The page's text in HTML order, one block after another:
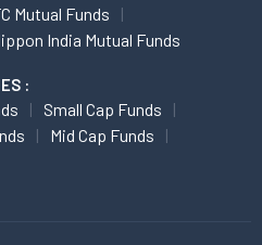
Mutual Funds
India Mutual Funds
:
Small Cap Funds
Mid Cap Funds